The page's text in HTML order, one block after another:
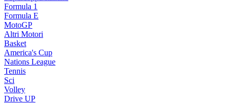
Formula 1
Formula E
MotoGP
Altri Motori
Basket
America's Cup
Nations League
Tennis
Sci
Volley
Drive UP